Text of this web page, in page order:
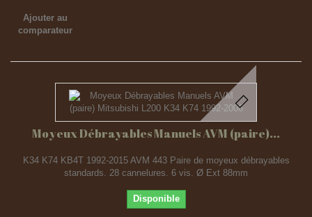
Ajouter au
comparateur
Moyeux Débrayables Manuels AVM (paire)...
K34 K74 KB4T 1992-2015 AVM 443 Paire de moyeux débrayables
standards. 28 cannelures. 6 vis. Ø Ext 88mm
Disponible